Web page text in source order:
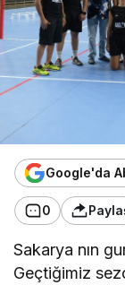
Google'da
0
Sakarya nın
Geçtiğimiz